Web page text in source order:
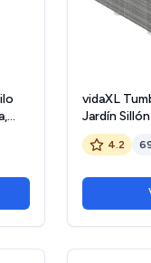
vidaXL
Jardín
Balcón
Exterior
4.2